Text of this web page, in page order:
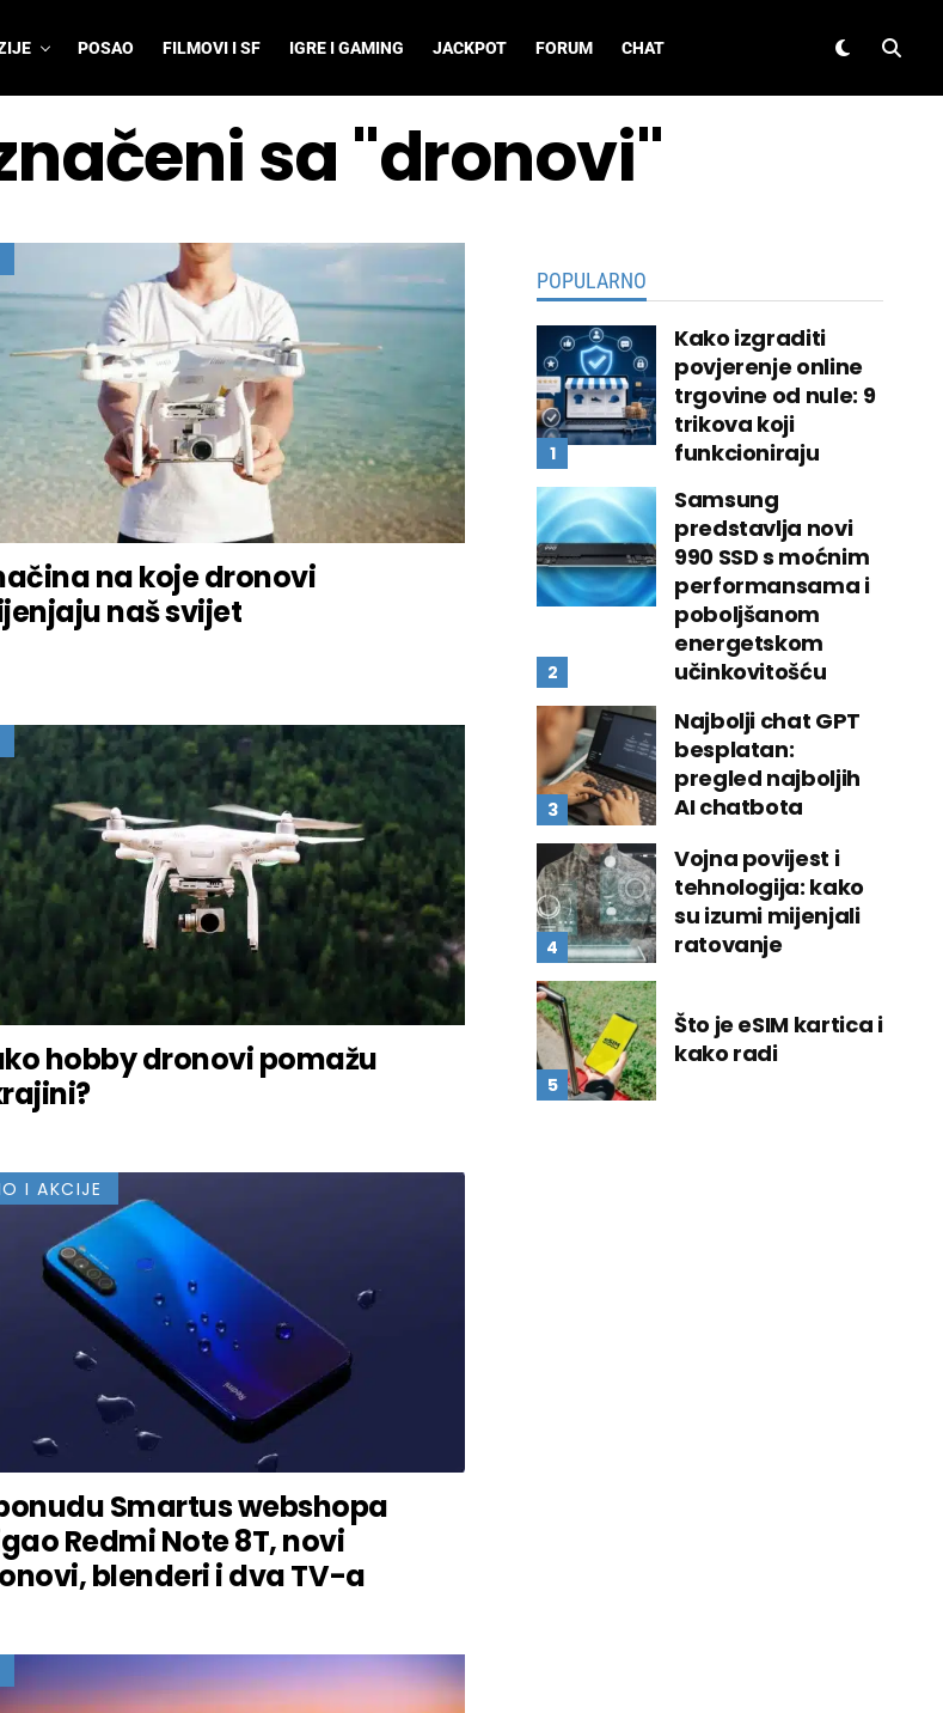
POSAO FILMOVI I SF IGRE I GAMING JACKPOT FORUM CHAT
sa "dronovi"
na koje dronovi
naš svijet
hobby dronovi pomažu
I AKCIJE
Smartus webshopa
Redmi Note 8T, novi
blenderi i dva TV-a
POPULARNO
Kako izgraditi
povjerenje online
trgovine od nule: 9
trikova koji
funkcioniraju
Samsung
predstavlja novi
990 SSD s moćnim
performansama i
poboljšanom
energetskom
učinkovitošću
Najbolji chat GPT
besplatan:
pregled najboljih
AI chatbota
Vojna povijest i
tehnologija: kako
su izumi mijenjali
ratovanje
Što je eSIM kartica i
kako radi